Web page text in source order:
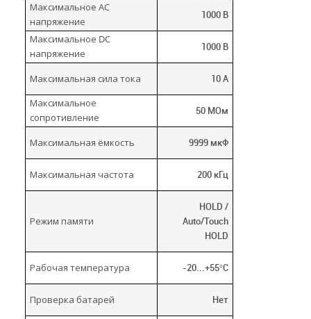
Максимальное AC
напряжение
1000 В
Максимальное DC
напряжение
1000 В
Максимальная сила тока
10 А
Максимальное
сопротивление
50 МОм
Максимальная ёмкость 9999 мкФ
Максимальная частота 200 кГц
Режим памяти
HOLD /
Auto/Touch
HOLD
Рабочая температура -20...+55°C
Проверка батарей Нет